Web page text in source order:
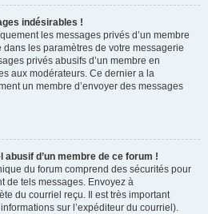
indésirables !
les messages privés d’un membre
les paramètres de votre messagerie
privés abusifs d’un membre en
aux modérateurs. Ce dernier a la
un membre d’envoyer des messages
abusif d’un membre de ce forum !
du forum comprend des sécurités pour
de tels messages. Envoyez à
du courriel reçu. Il est très important
sur l’expéditeur du courriel).